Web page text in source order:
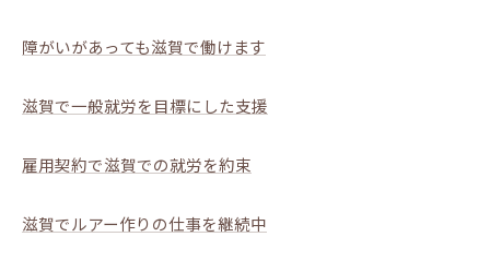
障がいがあっても滋賀で働けます
滋賀で一般就労を目標にした支援
雇用契約で滋賀での就労を約束
滋賀でルアー作りの仕事を継続中